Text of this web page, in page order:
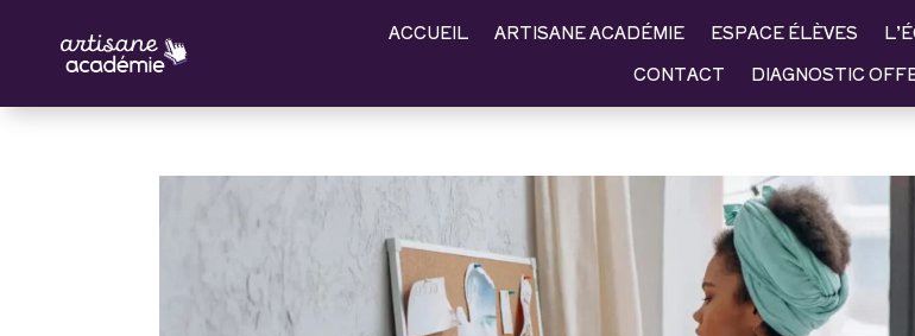
ACCUEIL ARTISANE ACADÉMIE ESPACE ÉLÈVES
CONTACT
DIAGNOSTIC